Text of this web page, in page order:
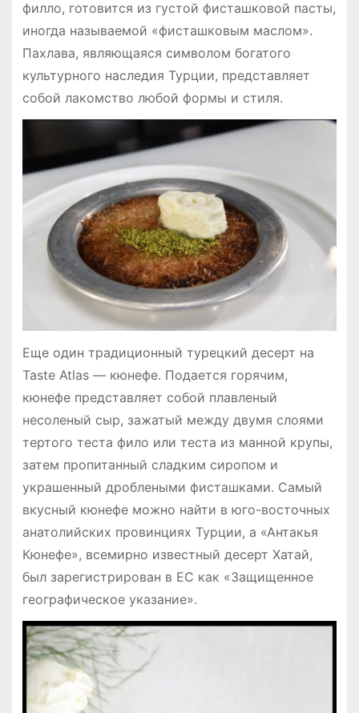
филло, готовится из густой фисташковой пасты,
иногда называемой «фисташковым маслом».
Пахлава, являющаяся символом богатого
культурного наследия Турции, представляет
собой лакомство любой формы и стиля.
Еще один традиционный турецкий десерт на
Taste Atlas — кюнефе. Подается горячим,
кюнефе представляет собой плавленый
несоленый сыр, зажатый между двумя слоями
тертого теста фило или теста из манной крупы,
затем пропитанный сладким сиропом и
украшенный дроблеными фисташками. Самый
вкусный кюнефе можно найти в юго-восточных
анатолийских провинциях Турции, а «Антакья
Кюнефе», всемирно известный десерт Хатай,
был зарегистрирован в ЕС как «Защищенное
географическое указание».